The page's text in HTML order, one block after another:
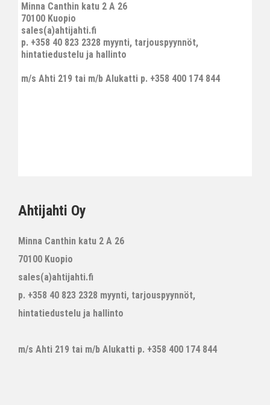
Minna Canthin katu 2 A 26
70100 Kuopio
sales(a)ahtijahti.fi
p. +358 40 823 2328 myynti, tarjouspyynnöt,
hintatiedustelu ja hallinto
m/s Ahti 219 tai m/b Alukatti p. +358 400 174 844
Ahtijahti Oy
Minna Canthin katu 2 A 26
70100 Kuopio
sales(a)ahtijahti.fi
p. +358 40 823 2328 myynti, tarjouspyynnöt,
hintatiedustelu ja hallinto
m/s Ahti 219 tai m/b Alukatti p. +358 400 174 844